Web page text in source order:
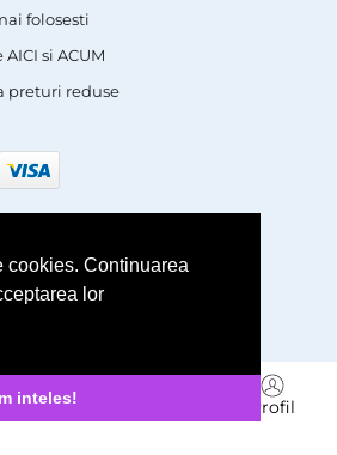
cookies. Continuarea
lor
inteles!
folosesti
si ACUM
preturi reduse
Vinde Profil